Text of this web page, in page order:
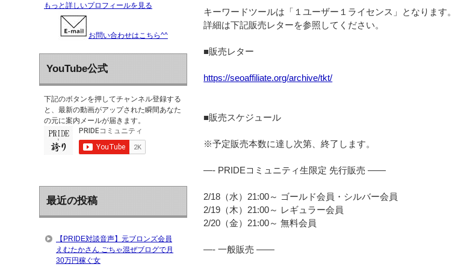
キーワードツールは「１ユーザー１ライセンス」となります。
詳細は下記販売レターを参照してください。
■販売レター
https://seoaffiliate.org/archive/tkt/
■販売スケジュール
※予定販売本数に達し次第、終了します。
—- PRIDEコミュニティ生限定 先行販売 ——
2/18（水）21:00～ ゴールド会員・シルバー会員
2/19（木）21:00～ レギュラー会員
2/20（金）21:00～ 無料会員
—- 一般販売 ——
もっと詳しいプロフィールを見る
お問い合わせはこちら^^
YouTube公式
下記のボタンを押してチャンネル登録する
と、最新の動画がアップされた瞬間あなた
の元に案内メールが届きます。
最近の投稿
【PRIDE対談音声】元ブロンズ会員
えむたかさん ごちゃ混ぜブログで月
30万円稼ぐ女